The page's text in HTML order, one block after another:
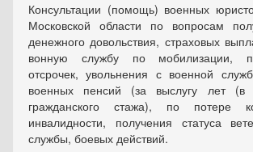
Консультации (помощь) военных
Московской области по вопросам
денежного довольствия, страховых
вонную службу по мобилизации,
отсрочек, увольнения с военной
военных пенсий (за выслугу лет (в
гражданского стажа), по потере
инвалидности, получения статуса
службы, боевых действий.